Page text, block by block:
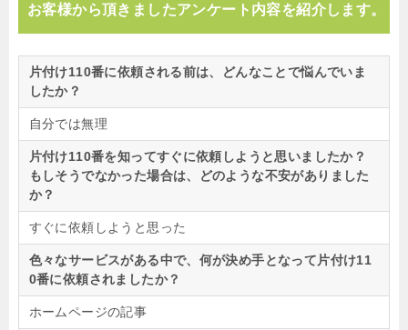
お客様から頂きましたアンケート内容を紹介します。
片付け110番に依頼される前は、どんなことで悩んでいま
したか？
自分では無理
片付け110番を知ってすぐに依頼しようと思いましたか？
もしそうでなかった場合は、どのような不安がありました
か？
すぐに依頼しようと思った
色々なサービスがある中で、何が決め手となって片付け11
0番に依頼されましたか？
ホームページの記事